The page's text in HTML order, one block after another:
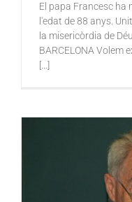
El papa Francesc ha
l'edat de 88 anys.
la misericòrdia de
BARCELONA Volem
[...]